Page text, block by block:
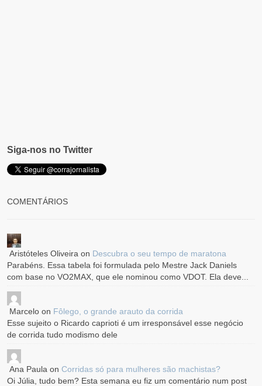
Siga-nos no Twitter
COMENTÁRIOS
Aristóteles Oliveira on Descubra o seu tempo de maratona
Parabéns. Essa tabela foi formulada pelo Mestre Jack Daniels
com base no VO2MAX, que ele nominou como VDOT. Ela deve...
Marcelo on Fôlego, o grande arauto da corrida
Esse sujeito o Ricardo caprioti é um irresponsável esse negócio
de corrida tudo modismo dele
Ana Paula onCorridas só para mulheres são machistas?
Oi Júlia, tudo bem? Esta semana eu fiz um comentário num post